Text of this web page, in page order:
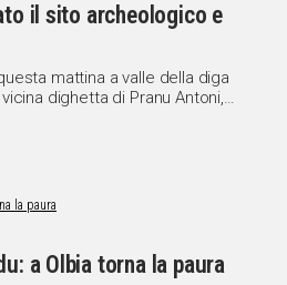
il sito archeologico e
mattina a valle della diga
dighetta di Pranu Antoni,
al rilascio d'acqua dallo
(Ente acque Sardegna).
a Olbia torna la paura